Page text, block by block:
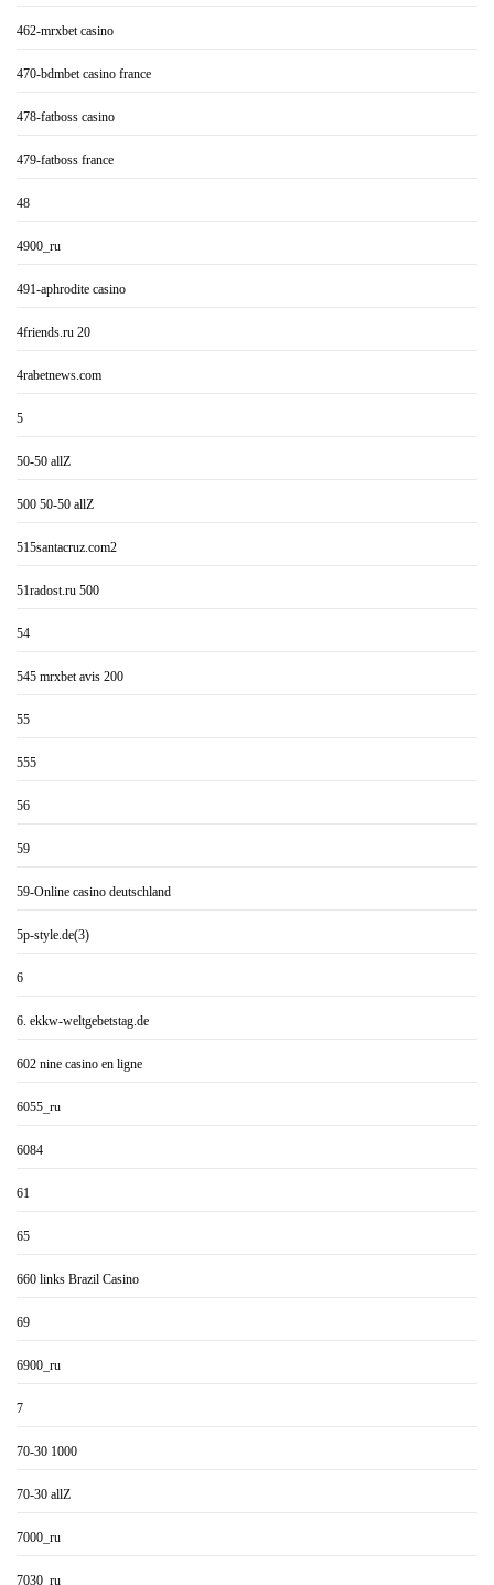
462-mrxbet casino
470-bdmbet casino france
478-fatboss casino
479-fatboss france
48
4900_ru
491-aphrodite casino
4friends.ru 20
4rabetnews.com
5
50-50 allZ
500 50-50 allZ
515santacruz.com2
51radost.ru 500
54
545 mrxbet avis 200
55
555
56
59
59-Online casino deutschland
5p-style.de(3)
6
6. ekkw-weltgebetstag.de
602 nine casino en ligne
6055_ru
6084
61
65
660 links Brazil Casino
69
6900_ru
7
70-30 1000
70-30 allZ
7000_ru
7030_ru